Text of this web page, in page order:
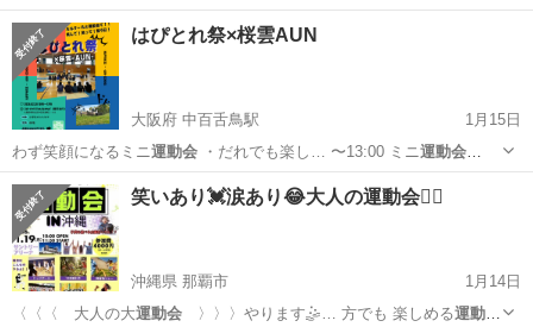
はぴとれ祭×桜雲AUN
大阪府 中百舌鳥駅
1月15日
わず笑顔になるミニ運動会・だれでも楽し… 〜13:00 ミニ運動会
13:00…
大阪 堺市 中百舌鳥駅 スポーツ 運動会
笑いあり💓涙あり😂大人の運動会🏃‍♀️
沖縄県 那覇市
1月14日
〈〈〈 大人の大運動会〉〉〉やります🤹… 方でも 楽しめる運動会